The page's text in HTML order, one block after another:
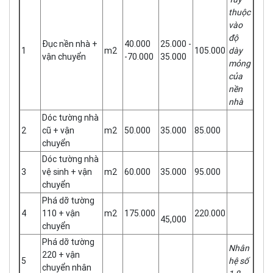
1
Đục nền nhà +
vận chuyển
m2
40.000
-70.000
25.000 -
35.000
105.000
thuộc
vào
độ
dày
mỏng
của
nền
nhà
2
Dóc tường nhà
cũ + vận
chuyển
m2 50.000 35.000 85.000
3
Dóc tường nhà
vệ sinh + vận
chuyển
m2 60.000 35.000 95.000
4
Phá dỡ tường
110 + vận
chuyển
m2 175.000
45,000
220.000
5
Phá dỡ tường
220 + vận
chuyển nhân
Nhân
hệ số